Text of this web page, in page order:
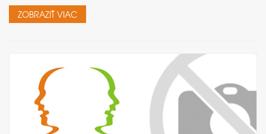
ZOBRAZIŤ VIAC